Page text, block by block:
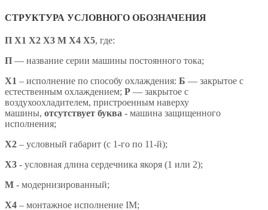
СТРУКТУРА УСЛОВНОГО ОБОЗНАЧЕНИЯ
П Х1 Х2 Х3 М Х4 X5, где:
П — название серии машины постоянного тока;
X1 – исполнение по способу охлаждения: Б — закрытое с
естественным охлаждением; Р — закрытое с
воздухоохладителем, пристроенным наверху
машины, отсутствует буква - машина защищенного
исполнения;
X2 – условный габарит (с 1-го по 11-й);
X3 - условная длина сердечника якоря (1 или 2);
М - модернизированный;
Х4 – монтажное исполнение IM;